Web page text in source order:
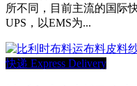
所不同，目前主流的国际
UPS，以EMS为...
快递 Express Delivery